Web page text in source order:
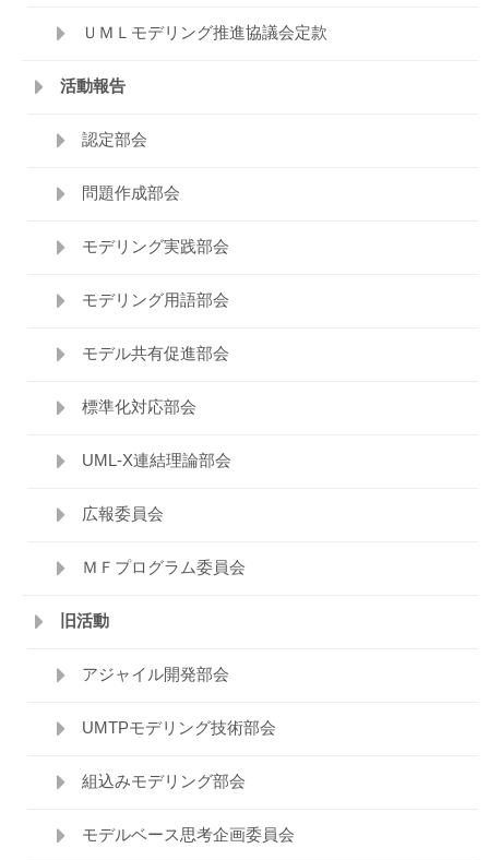
ＵＭＬモデリング推進協議会定款
活動報告
認定部会
問題作成部会
モデリング実践部会
モデリング用語部会
モデル共有促進部会
標準化対応部会
UML-X連結理論部会
広報委員会
ＭＦプログラム委員会
旧活動
アジャイル開発部会
UMTPモデリング技術部会
組込みモデリング部会
モデルベース思考企画委員会